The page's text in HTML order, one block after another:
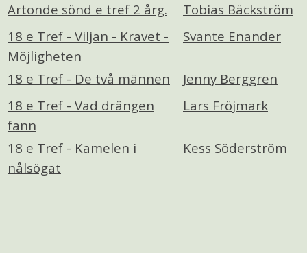
Artonde sönd e tref 2 årg.
Tobias Bäckström
18 e Tref - Viljan - Kravet -
Möjligheten
Svante Enander
18 e Tref - De två männen
Jenny Berggren
18 e Tref - Vad drängen
fann
Lars Fröjmark
18 e Tref - Kamelen i
nålsögat
Kess Söderström